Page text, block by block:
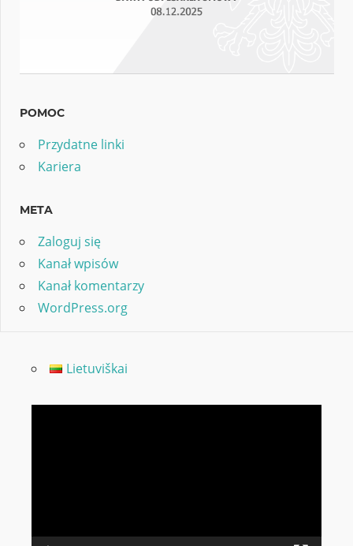
POMOC
Przydatne linki
Kariera
META
Zaloguj się
Kanał wpisów
Kanał komentarzy
WordPress.org
Lietuviškai